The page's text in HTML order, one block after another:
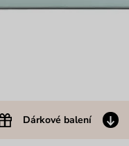
Dárkové balení